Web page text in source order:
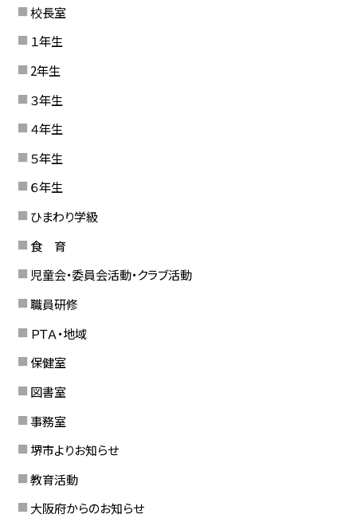
校長室
１年生
2年生
３年生
４年生
５年生
６年生
ひまわり学級
食 育
児童会・委員会活動・クラブ活動
職員研修
ＰＴＡ・地域
保健室
図書室
事務室
堺市よりお知らせ
教育活動
大阪府からのお知らせ